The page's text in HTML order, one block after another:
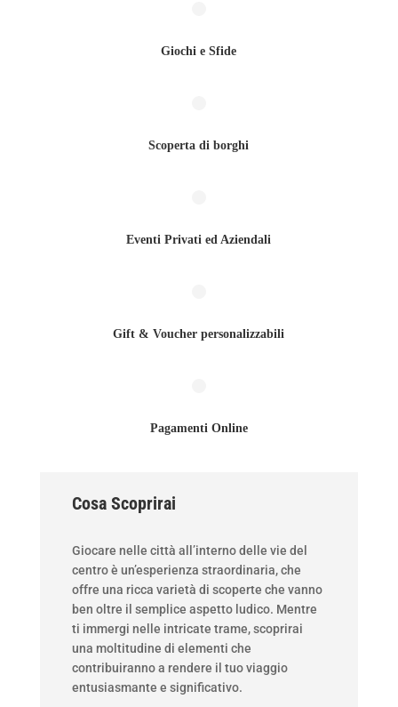
Giochi e Sfide
Scoperta di borghi
Eventi Privati ed Aziendali
Gift & Voucher personalizzabili
Pagamenti Online
Cosa Scoprirai
Giocare nelle città all’interno delle vie del
centro è un’esperienza straordinaria, che
offre una ricca varietà di scoperte che vanno
ben oltre il semplice aspetto ludico. Mentre
ti immergi nelle intricate trame, scoprirai
una moltitudine di elementi che
contribuiranno a rendere il tuo viaggio
entusiasmante e significativo.